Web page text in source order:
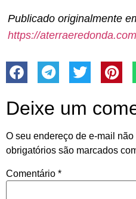
Publicado originalmente
https://
Deixe um
O seu endereço de e-mail
obrigatórios são marcados
Comentário *